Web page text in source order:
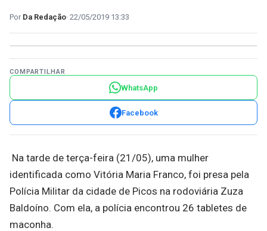
Da Redação 22/05/2019 13:33
COMPARTILHAR
WhatsApp
Facebook
Na tarde de terça-feira (21/05), uma mulher
identificada como Vitória Maria Franco, foi presa pela
Polícia Militar da cidade de Picos na rodoviária Zuza
Baldoíno. Com ela, a polícia encontrou 26 tabletes de
maconha.